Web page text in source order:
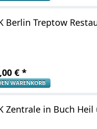
Berlin Treptow
€ *
WARENKORB
Zentrale in Buch